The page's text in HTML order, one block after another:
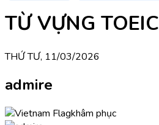
TỪ VỰNG
THỨ TƯ, 11/03/2026
admire
khâm phục